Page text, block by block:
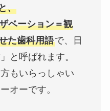
、
ベーション＝観
た歯科用語で、日
と呼ばれます。
もいらっしゃい
オーです。